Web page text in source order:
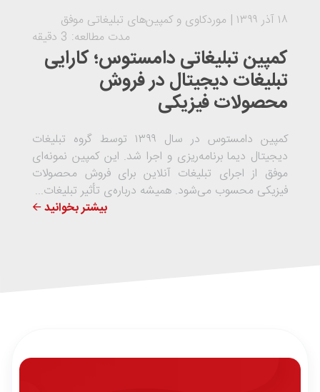
۱۸ آذر ۱۳۹۹
موردکاوی و کمپین‌های تبلیغاتی موفق
مدت مطالعه: 3 دقیقه
کمپین تبلیغاتی دامستوس؛ کارایی
تبلیغات دیجیتال در فروش
محصولات فیزیکی
کمپین دامستوس در سال ۱۳۹۹ توسط گروه تبلیغات
دیجیتال دیما برنامه‌ریزی و اجرا شد. این کمپین نمونه‌ای
موفق از اجرای تبلیغات آنلاین برای فروش محصولات
فیزیکی محسوب می‌شود. همیشه درباره‌ی تأثیر تبلیغات...
بیشتر بخوانید 🡨